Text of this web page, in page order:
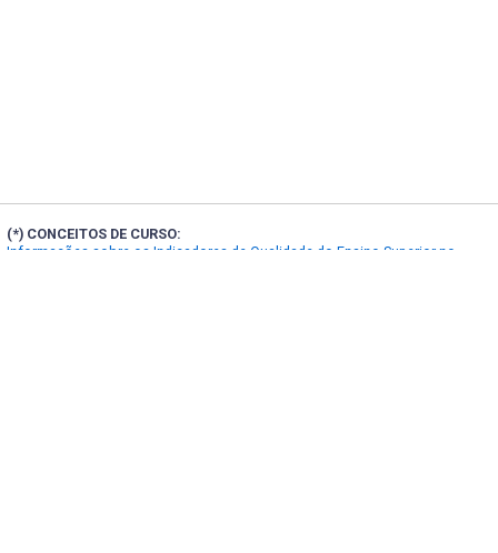
(*) CONCEITOS DE CURSO:
Informações sobre os Indicadores de Qualidade do Ensino Superior no